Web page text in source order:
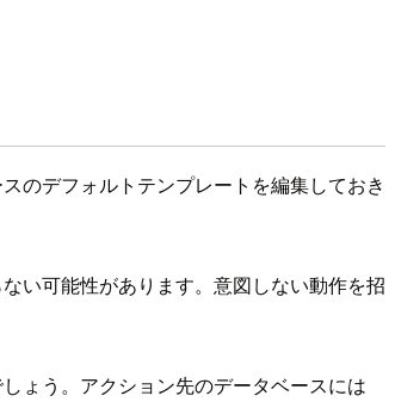
のデフォルトテンプレートを編集しておき
い可能性があります。意図しない動作を招
ょう。アクション先のデータベースには